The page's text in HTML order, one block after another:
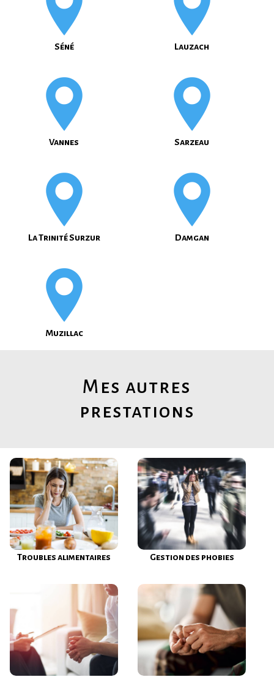
Séné Lauzach
Vannes Sarzeau
La Trinité Surzur Damgan
Muzillac
Mes autres
prestations
Troubles alimentaires Gestion des phobies